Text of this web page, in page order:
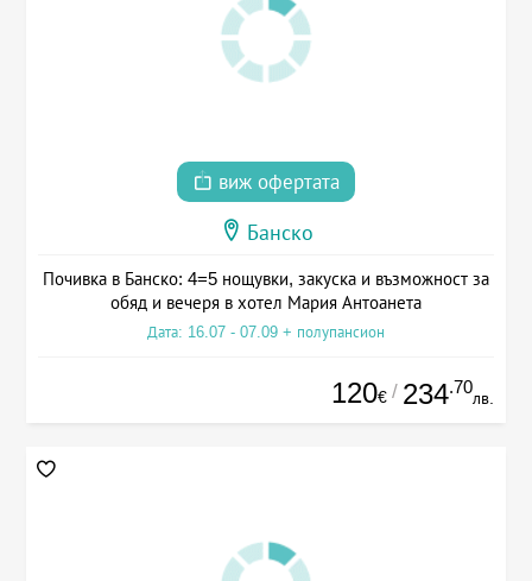
виж офертата
Банско
Почивка в Банско: 4=5 нощувки, закуска и възможност за
обяд и вечеря в хотел Мария Антоанета
Дата: 16.07 - 07.09 + полупансион
120€ / 234.70
лв.